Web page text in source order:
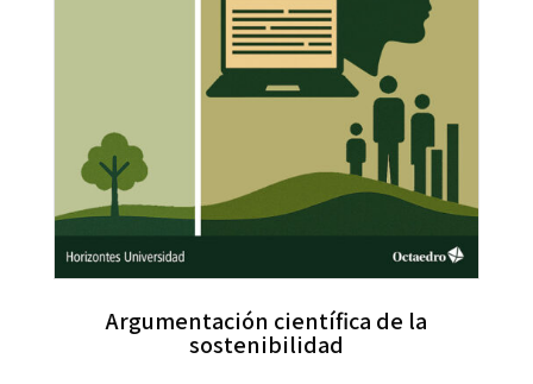
Argumentación científica de la
sostenibilidad